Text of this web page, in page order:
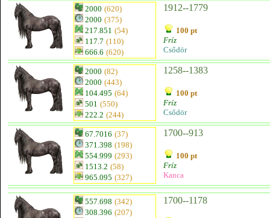
2000 (620)
2000 (375)
217.851 (54)
117.7 (110)
666.6 (620)
1912--1779
100 pt
Fríz
Csődör
2000 (82)
2000 (443)
104.495 (64)
501 (550)
222.2 (244)
1258--1383
100 pt
Fríz
Csődör
67.7016 (37)
371.398 (198)
554.999 (293)
1513.2 (58)
965.095 (327)
1700--913
100 pt
Fríz
Kanca
557.698 (342)
308.396 (207)
1700--1178